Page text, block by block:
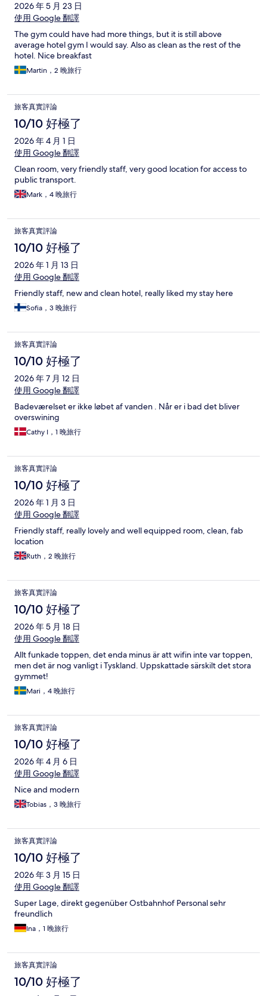
2026 年 5 月 23 日
使用 Google 翻譯
The gym could have had more things, but it is still above
average hotel gym I would say. Also as clean as the rest of the
hotel. Nice breakfast
Martin，2 晚旅行
旅客真實評論
10/10 好極了
2026 年 4 月 1 日
使用 Google 翻譯
Clean room, very friendly staff, very good location for access to
public transport.
Mark，4 晚旅行
旅客真實評論
10/10 好極了
2026 年 1 月 13 日
使用 Google 翻譯
Friendly staff, new and clean hotel, really liked my stay here
Sofia，3 晚旅行
旅客真實評論
10/10 好極了
2026 年 7 月 12 日
使用 Google 翻譯
Badeværelset er ikke løbet af vanden . Når er i bad det bliver
overswining
Cathy I，1 晚旅行
旅客真實評論
10/10 好極了
2026 年 1 月 3 日
使用 Google 翻譯
Friendly staff, really lovely and well equipped room, clean, fab
location
Ruth，2 晚旅行
旅客真實評論
10/10 好極了
2026 年 5 月 18 日
使用 Google 翻譯
Allt funkade toppen, det enda minus är att wifin inte var toppen,
men det är nog vanligt i Tyskland. Uppskattade särskilt det stora
gymmet!
Mari，4 晚旅行
旅客真實評論
10/10 好極了
2026 年 4 月 6 日
使用 Google 翻譯
Nice and modern
Tobias，3 晚旅行
旅客真實評論
10/10 好極了
2026 年 3 月 15 日
使用 Google 翻譯
Super Lage, direkt gegenüber Ostbahnhof Personal sehr
freundlich
Ina，1 晚旅行
旅客真實評論
10/10 好極了